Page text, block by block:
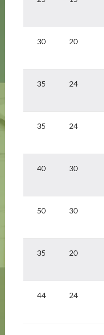
30 20
35 24
35 24
40 30
50 30
35 20
44 24